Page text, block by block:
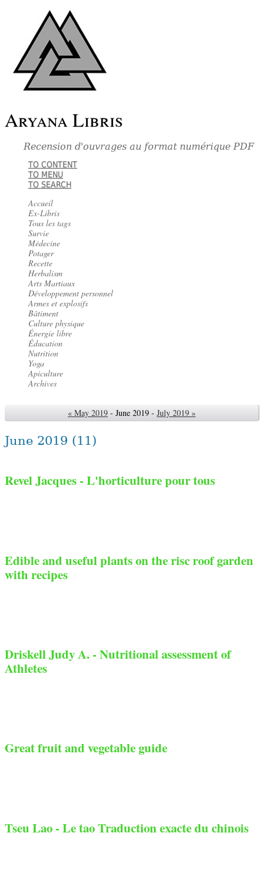
Aryana Libris
Recension d'ouvrages au format numérique PDF
TO CONTENT
TO MENU
TO SEARCH
Accueil
Ex-Libris
Tous les tags
Survie
Médecine
Potager
Recette
Herbalism
Arts Martiaux
Développement personnel
Armes et explosifs
Bâtiment
Culture physique
Énergie libre
Éducation
Nutrition
Yoga
Apiculture
Archives
« May 2019 - June 2019 - July 2019 »
June 2019 (11)
Revel Jacques - L'horticulture pour tous
Edible and useful plants on the risc roof garden
with recipes
Driskell Judy A. - Nutritional assessment of
Athletes
Great fruit and vegetable guide
Tseu Lao - Le tao Traduction exacte du chinois